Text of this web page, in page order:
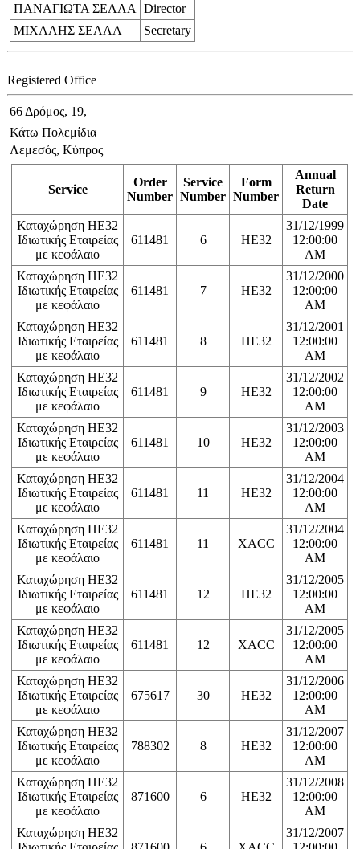
ΠΑΝΑΓΙΩΤΑ ΣΕΛΛΑ
Director
ΜΙΧΑΛΗΣ ΣΕΛΛΑ
Secretary
Registered Office
66 Δρόμος, 19,
Κάτω Πολεμίδια
Λεμεσός, Κύπρος
Service
Order
Number
Service
Number
Form
Number
Annual
Return
Date
Καταχώρηση ΗΕ32
Ιδιωτικής Εταιρείας
με κεφάλαιο
611481 6 HE32
31/12/1999
12:00:00
AM
Καταχώρηση ΗΕ32
Ιδιωτικής Εταιρείας
με κεφάλαιο
611481 7 HE32
31/12/2000
12:00:00
AM
Καταχώρηση ΗΕ32
Ιδιωτικής Εταιρείας
με κεφάλαιο
611481 8 HE32
31/12/2001
12:00:00
AM
Καταχώρηση ΗΕ32
Ιδιωτικής Εταιρείας
με κεφάλαιο
611481 9 HE32
31/12/2002
12:00:00
AM
Καταχώρηση ΗΕ32
Ιδιωτικής Εταιρείας
με κεφάλαιο
611481 10 HE32
31/12/2003
12:00:00
AM
Καταχώρηση ΗΕ32
Ιδιωτικής Εταιρείας
με κεφάλαιο
611481 11 HE32
31/12/2004
12:00:00
AM
Καταχώρηση ΗΕ32
Ιδιωτικής Εταιρείας
με κεφάλαιο
611481 11 XACC
31/12/2004
12:00:00
AM
Καταχώρηση ΗΕ32
Ιδιωτικής Εταιρείας
με κεφάλαιο
611481 12 HE32
31/12/2005
12:00:00
AM
Καταχώρηση ΗΕ32
Ιδιωτικής Εταιρείας
με κεφάλαιο
611481 12 XACC
31/12/2005
12:00:00
AM
Καταχώρηση ΗΕ32
Ιδιωτικής Εταιρείας
με κεφάλαιο
675617 30 HE32
31/12/2006
12:00:00
AM
Καταχώρηση ΗΕ32
Ιδιωτικής Εταιρείας
με κεφάλαιο
788302 8 HE32
31/12/2007
12:00:00
AM
Καταχώρηση ΗΕ32
Ιδιωτικής Εταιρείας
με κεφάλαιο
871600 6 HE32
31/12/2008
12:00:00
AM
Καταχώρηση ΗΕ32
31/12/2007